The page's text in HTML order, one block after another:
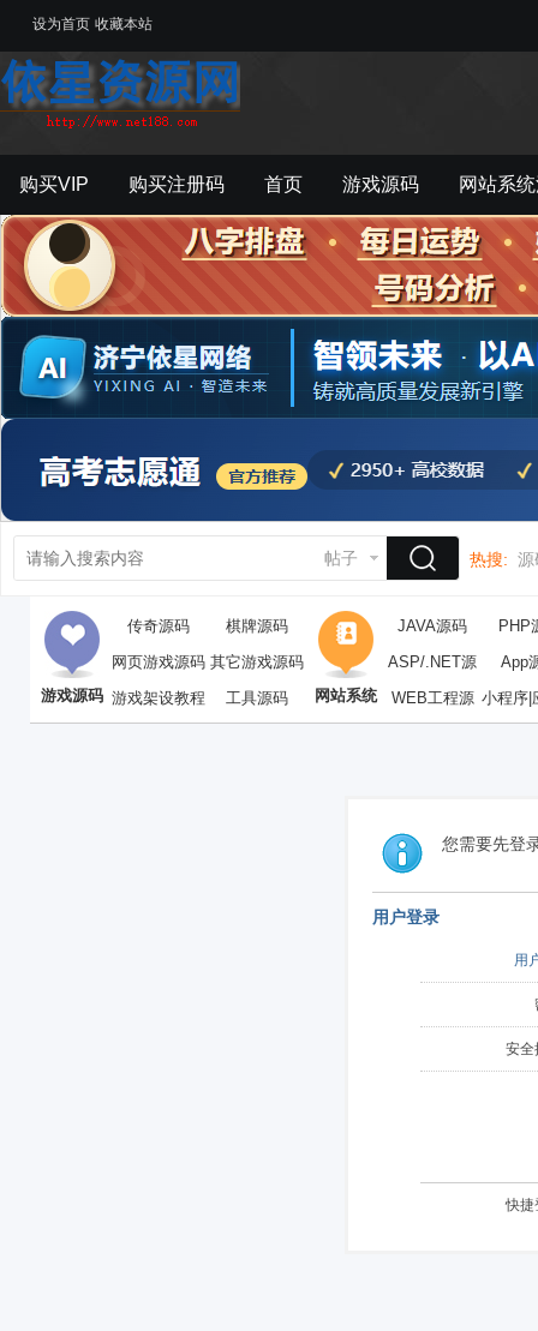
设为首页 收藏本站
购买VIP 购买注册码 首页 游戏源码 网站系
游戏工具 影音资源 主题模板
帖子 热搜: 源
游戏源码
传奇源码
棋牌源码
网页游戏源码 其它游戏源码
游戏架设教程
工具源码 网站系统
JAVA源码
PHP
ASP/.NET源
码
App
WEB工程源 小程序|
您需要先登
用户登录
用
安全
快捷